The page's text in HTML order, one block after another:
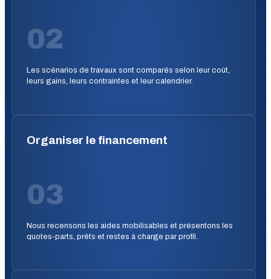
02
Les scénarios de travaux sont comparés selon leur coût,
leurs gains, leurs contraintes et leur calendrier.
Organiser le financement
03
Nous recensons les aides mobilisables et présentons les
quotes-parts, prêts et restes à charge par profil.